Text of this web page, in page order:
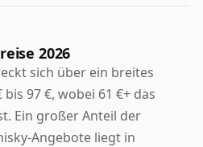
2026
sich über ein breites
97 €, wobei 61 €+ das
Ein großer Anteil der
Angebote liegt in